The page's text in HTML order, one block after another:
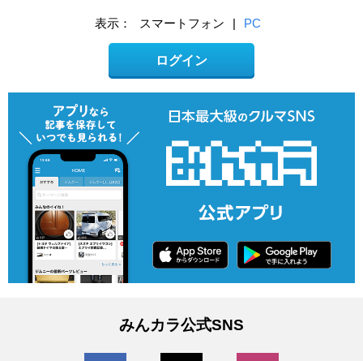
表示： スマートフォン | PC
ログイン
みんカラ公式SNS